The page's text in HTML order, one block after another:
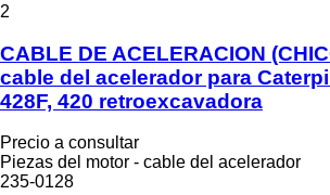
2
CABLE DE ACELERACION
cable del acelerador para
428F, 420 retroexcavadora
Precio a consultar
Piezas del motor - cable del acelerador
235-0128